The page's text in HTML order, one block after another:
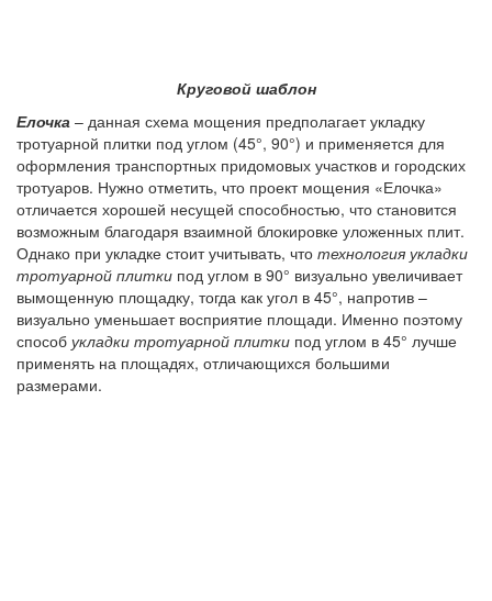
Круговой шаблон
Елочка – данная схема мощения предполагает укладку
тротуарной плитки под углом (45°, 90°) и применяется для
оформления транспортных придомовых участков и городских
тротуаров. Нужно отметить, что проект мощения «Елочка»
отличается хорошей несущей способностью, что становится
возможным благодаря взаимной блокировке уложенных плит.
Однако при укладке стоит учитывать, что технология укладки
тротуарной плитки под углом в 90° визуально увеличивает
вымощенную площадку, тогда как угол в 45°, напротив –
визуально уменьшает восприятие площади. Именно поэтому
способ укладки тротуарной плитки под углом в 45° лучше
применять на площадях, отличающихся большими
размерами.